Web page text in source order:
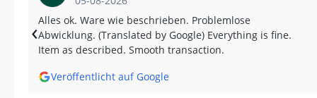
Alles ok. Ware wie beschrieben. Problemlose
Abwicklung. (Translated by Google) Everything is fine.
Item as described. Smooth transaction.
Veröffentlicht auf Google
‹